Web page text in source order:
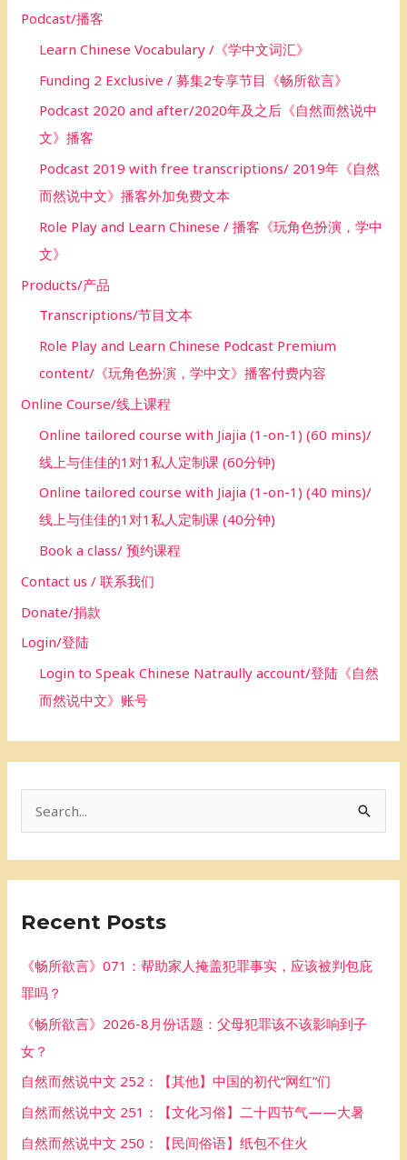
Podcast/播客
Learn Chinese Vocabulary /《学中文词汇》
Funding 2 Exclusive / 募集2专享节目《畅所欲言》
Podcast 2020 and after/2020年及之后《自然而然说中
文》播客
Podcast 2019 with free transcriptions/ 2019年《自然
而然说中文》播客外加免费文本
Role Play and Learn Chinese / 播客《玩角色扮演，学中
文》
Products/产品
Transcriptions/节目文本
Role Play and Learn Chinese Podcast Premium
content/《玩角色扮演，学中文》播客付费内容
Online Course/线上课程
Online tailored course with Jiajia (1-on-1) (60 mins)/
线上与佳佳的1对1私人定制课 (60分钟)
Online tailored course with Jiajia (1-on-1) (40 mins)/
线上与佳佳的1对1私人定制课 (40分钟)
Book a class/ 预约课程
Contact us / 联系我们
Donate/捐款
Login/登陆
Login to Speak Chinese Natraully account/登陆《自然
而然说中文》账号
c
o
:
Recent Posts
《畅所欲言》071：帮助家人掩盖犯罪事实，应该被判包庇
罪吗？
《畅所欲言》2026-8月份话题：父母犯罪该不该影响到子
女？
自然而然说中文 252：【其他】中国的初代“网红”们
自然而然说中文 251：【文化习俗】二十四节气——大暑
自然而然说中文 250：【民间俗语】纸包不住火